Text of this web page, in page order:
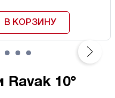
В КОРЗИНУ
Ravak 10°